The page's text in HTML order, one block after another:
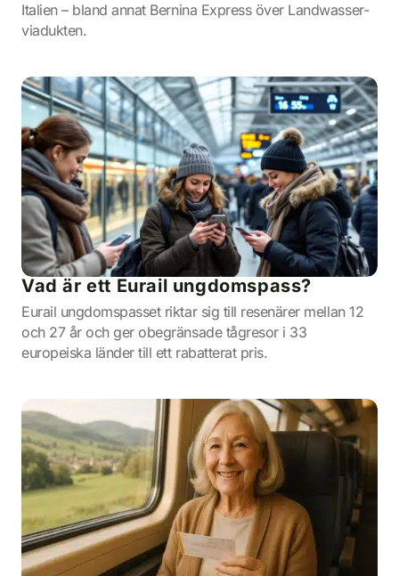
Italien – bland annat Bernina Express över Landwasser-
viadukten.
Vad är ett Eurail ungdomspass?
Eurail ungdomspasset riktar sig till resenärer mellan 12
och 27 år och ger obegränsade tågresor i 33
europeiska länder till ett rabatterat pris.